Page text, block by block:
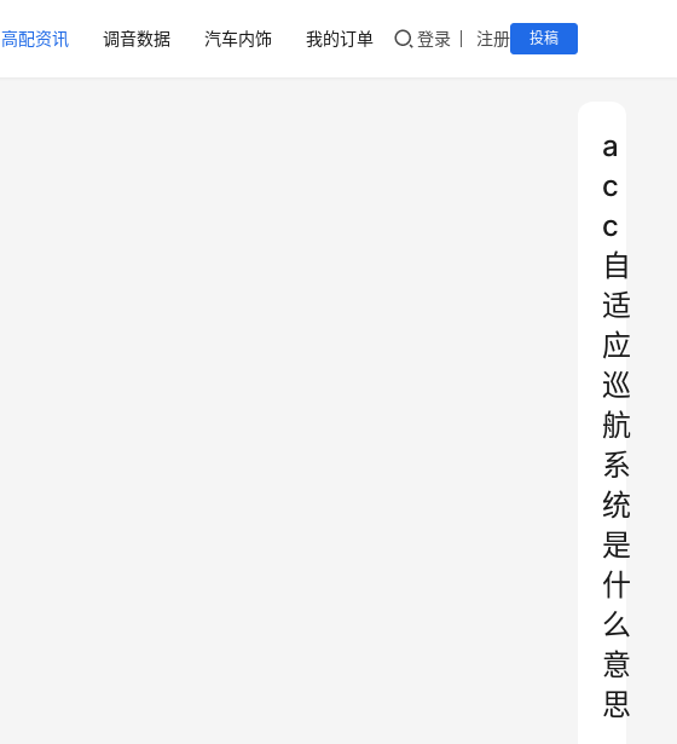
高配资讯 调音数据 汽车内饰 我的订单 登录 注册 投稿
a
c
c
自
适
应
巡
航
系
统
是
什
么
意
思